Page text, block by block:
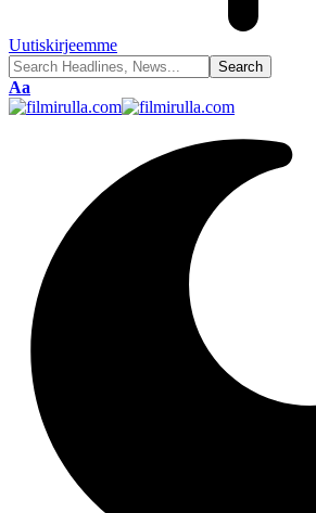
Uutiskirjeemme
Font
Resizer
Aa